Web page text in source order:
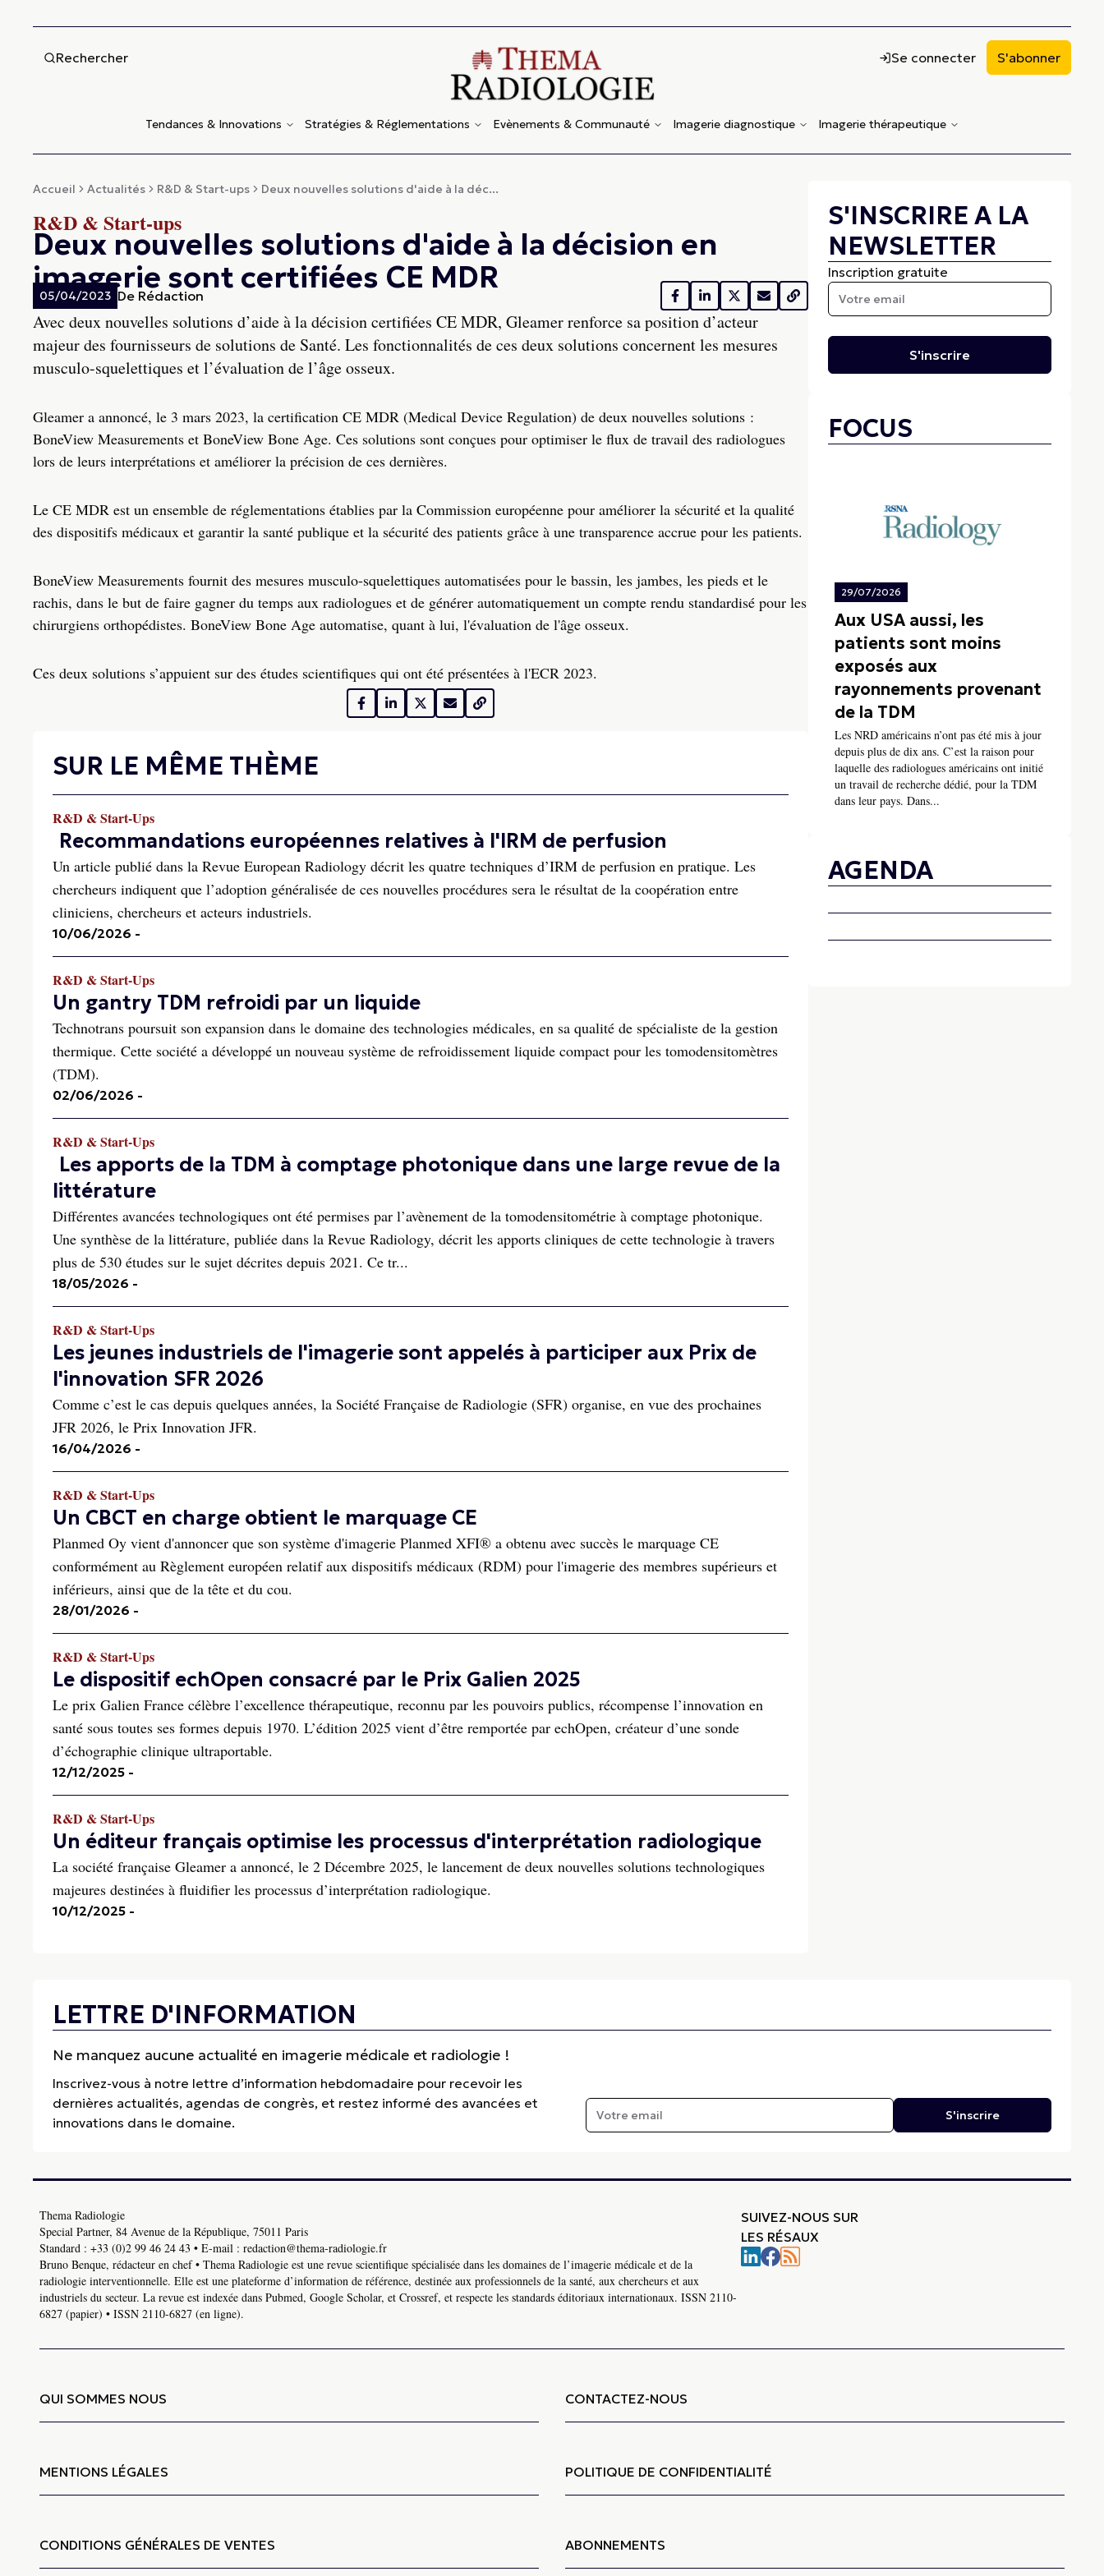
Rechercher Se connecter S'abonner
Tendances & Innovations Stratégies & Réglementations Evènements & Communauté Imagerie diagnostique Imagerie thérapeutique
Accueil Actualités R&D & Start-ups Deux nouvelles solutions d'aide à la déc...
R&D & Start-ups
Deux nouvelles solutions d'aide à la décision en
imagerie sont certifiées CE MDR
05/04/2023 De Rédaction
Avec deux nouvelles solutions d’aide à la décision certifiées CE MDR, Gleamer renforce sa position d’acteur
majeur des fournisseurs de solutions de Santé. Les fonctionnalités de ces deux solutions concernent les mesures
musculo-squelettiques et l’évaluation de l’âge osseux.
Gleamer a annoncé, le 3 mars 2023, la certification CE MDR (Medical Device Regulation) de deux nouvelles solutions :
BoneView Measurements et BoneView Bone Age. Ces solutions sont conçues pour optimiser le flux de travail des radiologues
lors de leurs interprétations et améliorer la précision de ces dernières.
Le CE MDR est un ensemble de réglementations établies par la Commission européenne pour améliorer la sécurité et la qualité
des dispositifs médicaux et garantir la santé publique et la sécurité des patients grâce à une transparence accrue pour les patients.
BoneView Measurements fournit des mesures musculo-squelettiques automatisées pour le bassin, les jambes, les pieds et le
rachis, dans le but de faire gagner du temps aux radiologues et de générer automatiquement un compte rendu standardisé pour les
chirurgiens orthopédistes. BoneView Bone Age automatise, quant à lui, l'évaluation de l'âge osseux.
Ces deux solutions s’appuient sur des études scientifiques qui ont été présentées à l'ECR 2023.
SUR LE MÊME THÈME
R&D & Start-Ups
Recommandations européennes relatives à l'IRM de perfusion
Un article publié dans la Revue European Radiology décrit les quatre techniques d’IRM de perfusion en pratique. Les
chercheurs indiquent que l’adoption généralisée de ces nouvelles procédures sera le résultat de la coopération entre
cliniciens, chercheurs et acteurs industriels.
10/06/2026 -
R&D & Start-Ups
Un gantry TDM refroidi par un liquide
Technotrans poursuit son expansion dans le domaine des technologies médicales, en sa qualité de spécialiste de la gestion
thermique. Cette société a développé un nouveau système de refroidissement liquide compact pour les tomodensitomètres
(TDM).
02/06/2026 -
R&D & Start-Ups
Les apports de la TDM à comptage photonique dans une large revue de la
littérature
Différentes avancées technologiques ont été permises par l’avènement de la tomodensitométrie à comptage photonique.
Une synthèse de la littérature, publiée dans la Revue Radiology, décrit les apports cliniques de cette technologie à travers
plus de 530 études sur le sujet décrites depuis 2021. Ce tr...
18/05/2026 -
R&D & Start-Ups
Les jeunes industriels de l'imagerie sont appelés à participer aux Prix de
l'innovation SFR 2026
Comme c’est le cas depuis quelques années, la Société Française de Radiologie (SFR) organise, en vue des prochaines
JFR 2026, le Prix Innovation JFR.
16/04/2026 -
R&D & Start-Ups
Un CBCT en charge obtient le marquage CE
Planmed Oy vient d'annoncer que son système d'imagerie Planmed XFI® a obtenu avec succès le marquage CE
conformément au Règlement européen relatif aux dispositifs médicaux (RDM) pour l'imagerie des membres supérieurs et
inférieurs, ainsi que de la tête et du cou.
28/01/2026 -
R&D & Start-Ups
Le dispositif echOpen consacré par le Prix Galien 2025
Le prix Galien France célèbre l’excellence thérapeutique, reconnu par les pouvoirs publics, récompense l’innovation en
santé sous toutes ses formes depuis 1970. L’édition 2025 vient d’être remportée par echOpen, créateur d’une sonde
d’échographie clinique ultraportable.
12/12/2025 -
R&D & Start-Ups
Un éditeur français optimise les processus d'interprétation radiologique
La société française Gleamer a annoncé, le 2 Décembre 2025, le lancement de deux nouvelles solutions technologiques
majeures destinées à fluidifier les processus d’interprétation radiologique.
10/12/2025 -
S'INSCRIRE A LA
NEWSLETTER
Inscription gratuite
S'inscrire
FOCUS
29/07/2026
Aux USA aussi, les
patients sont moins
exposés aux
rayonnements provenant
de la TDM
Les NRD américains n’ont pas été mis à jour
depuis plus de dix ans. C’est la raison pour
laquelle des radiologues américains ont initié
un travail de recherche dédié, pour la TDM
dans leur pays. Dans...
AGENDA
LETTRE D'INFORMATION
Ne manquez aucune actualité en imagerie médicale et radiologie !
Inscrivez-vous à notre lettre d’information hebdomadaire pour recevoir les
dernières actualités, agendas de congrès, et restez informé des avancées et
innovations dans le domaine.
S'inscrire
Thema Radiologie
Special Partner, 84 Avenue de la République, 75011 Paris
Standard : +33 (0)2 99 46 24 43 • E-mail : redaction@thema-radiologie.fr
Bruno Benque, rédacteur en chef • Thema Radiologie est une revue scientifique spécialisée dans les domaines de l’imagerie médicale et de la
radiologie interventionnelle. Elle est une plateforme d’information de référence, destinée aux professionnels de la santé, aux chercheurs et aux
industriels du secteur. La revue est indexée dans Pubmed, Google Scholar, et Crossref, et respecte les standards éditoriaux internationaux. ISSN 2110-
6827 (papier) • ISSN 2110-6827 (en ligne).
SUIVEZ-NOUS SUR
LES RÉSAUX
QUI SOMMES NOUS CONTACTEZ-NOUS
MENTIONS LÉGALES POLITIQUE DE CONFIDENTIALITÉ
CONDITIONS GÉNÉRALES DE VENTES ABONNEMENTS